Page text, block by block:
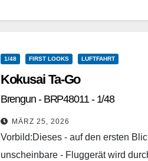
1/48 FIRST LOOKS LUFTFAHRT
Kokusai Ta-Go
Brengun - BRP48011 - 1/48
MÄRZ 25, 2026
Vorbild:Dieses - auf den ersten
unscheinbare - Fluggerät wird